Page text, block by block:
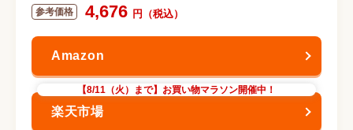
4,676
【8/11（火）まで】お買い物マラソン開催中！